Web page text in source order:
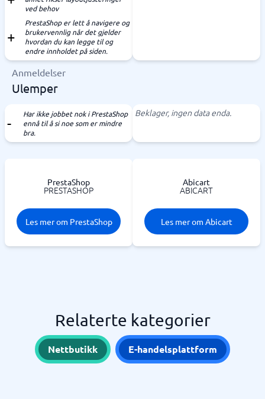
ved behov
PrestaShop er lett å navigere og
brukervennlig når det gjelder
hvordan du kan legge til og
endre innholdet på siden.
Anmeldelser
Ulemper
Har ikke jobbet nok i PrestaShop
ennå til å si noe som er mindre
bra.
Beklager, ingen data enda.
PrestaShop
PRESTASHOP
Les mer om PrestaShop
Abicart
ABICART
Les mer om Abicart
Relaterte kategorier
Nettbutikk E-handelsplattform